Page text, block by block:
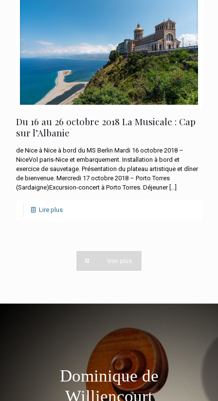
Du 16 au 26 octobre 2018 La Musicale : Cap
sur l’Albanie
de Nice à Nice à bord du MS Berlin Mardi 16 octobre 2018 –
NiceVol paris-Nice et embarquement. Installation à bord et
exercice de sauvetage. Présentation du plateau artistique et dîner
de bienvenue. Mercredi 17 octobre 2018 – Porto Torres
(Sardaigne)Excursion-concert à Porto Torres. Déjeuner[…]
Lire plus
Voir plus
Dominique de
Williencourt